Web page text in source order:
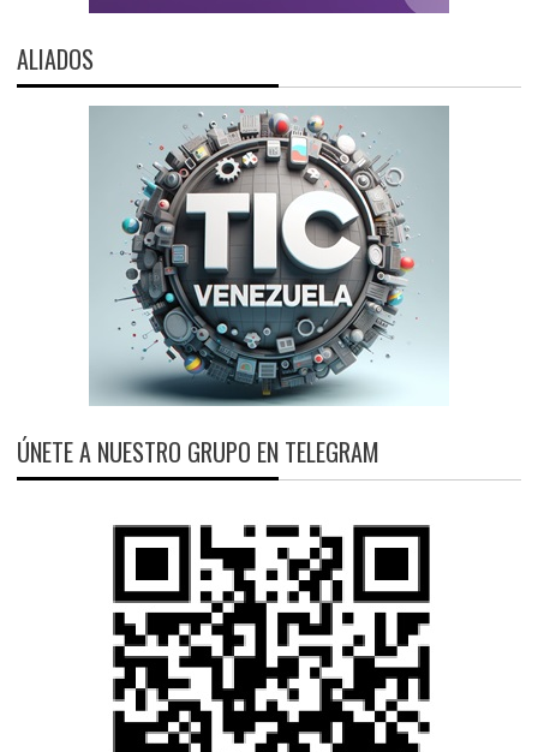
ALIADOS
ÚNETE A NUESTRO GRUPO EN TELEGRAM